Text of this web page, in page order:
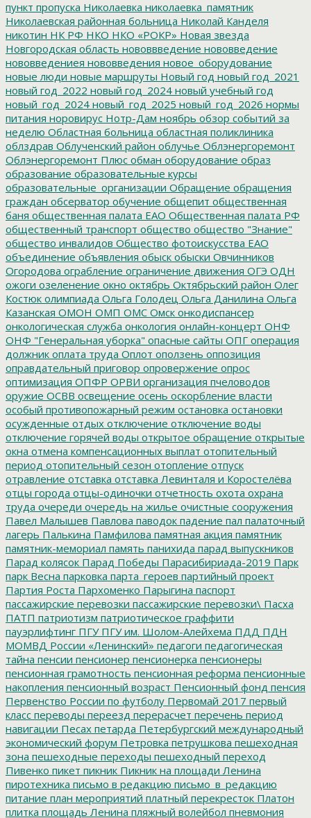
пункт пропуска Николаевка николаевка_памятник
Николаевская районная больница Николай Канделя
никотин НК РФ НКО НКО «РОКР» Новая звезда
Новгородская область нововвведение нововведение
нововведениея нововведения новое_оборудование
новые люди новые маршруты Новый год новый год_2021
новый год_2022 новый год_2024 новый учебный год
новый_год_2024 новый_год_2025 новый_год_2026 нормы
питания норовирус Нотр-Дам ноябрь обзор событий за
неделю Областная больница областная поликлиника
облздрав Облученский район облучье Облэнергоремонт
Облэнергоремонт Плюс обман оборудование образ
образование образовательные курсы
образовательные_организации Обращение обращения
граждан обсерватор обучение общепит общественная
баня общественная палата ЕАО Общественная палата РФ
общественный транспорт общество общество "Знание"
общество инвалидов Общество фотоискусства ЕАО
объединение объявления обыск обыски Овчинников
Огородова ограбление ограничение движения ОГЭ ОДН
ожоги озеленение окно октябрь Октябрьский район Олег
Костюк олимпиада Ольга Голодец Ольга Данилина Ольга
Казанская ОМОН ОМП ОМС Омск онкодиспансер
онкологическая служба онкология онлайн-концерт ОНФ
ОНФ "Генеральная уборка" опасные сайты ОПГ операция
должник оплата труда Оплот оползень оппозиция
оправдательный приговор опровержение опрос
оптимизация ОПФР ОРВИ организация пчеловодов
оружие ОСВВ освещение осень оскорбление власти
особый противопожарный режим остановка остановки
осужденные отдых отключение отключение воды
отключение горячей воды открытое обращение открытые
окна отмена компенсационных выплат отопительный
период отопительный сезон отопление отпуск
отравление отставка отставка Левинталя и Коростелёва
отцы города отцы-одиночки отчетность охота охрана
труда очереди очередь на жилье очистные сооружения
Павел Малышев Павлова паводок падение пал палаточный
лагерь Палькина Памфилова памятная акция памятник
памятник-мемориал память панихида парад выпускников
Парад колясок Парад Победы Парасибириада-2019 Парк
парк Весна парковка парта_героев партийный проект
Партия Роста Пархоменко Парыгина паспорт
пассажирские перевозки пассажирские перевозки\ Пасха
ПАТП патриотизм патриотическое граффити
пауэрлифтинг ПГУПГУ им. Шолом-Алейхема ПДД ПДН
МОМВД России «Ленинский» педагоги педагогическая
тайна пенсии пенсионер пенсионерка пенсионеры
пенсионная грамотность пенсионная реформа пенсионные
накопления пенсионный возраст Пенсионный фонд пенсия
Первенство России по футболу Первомай 2017 первый
класс переводы переезд перерасчет перечень период
навигации Песах петарда Петербургский международный
экономический форум Петровка петрушкова пешеходная
зона пешеходные переходы пешеходный переход
Пивенко пикет пикник Пикник на площади Ленина
пиротехника письмо в редакцию письмо_в_редакцию
питание план мероприятий платный перекресток Платон
плитка площадь Ленина пляжный волейбол пневмония